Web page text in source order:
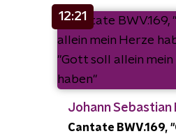
12:21
Johann Sebastian
Cantate BWV.169,